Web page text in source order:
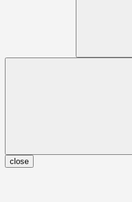
close